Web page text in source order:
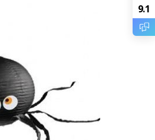
9.1